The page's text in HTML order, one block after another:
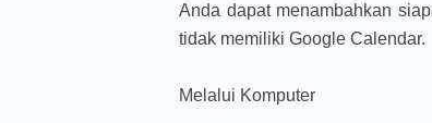
Anda dapat menambahkan
tidak memiliki Google Calendar.
Melalui Komputer